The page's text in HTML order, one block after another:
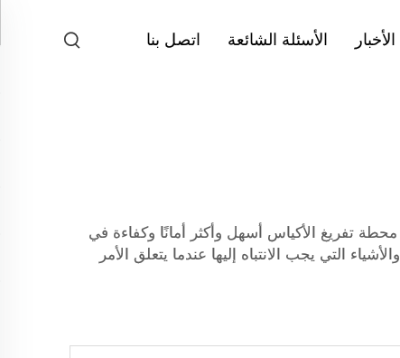
الأخبار الأسئلة الشائعة اتصل بنا
تفريغ الأكياس أسهل وأكثر أمانًا وكفاءة في
التي يجب الانتباه إليها عندما يتعلق الأمر